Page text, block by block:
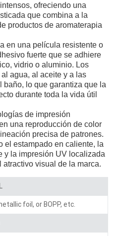
ofreciendo una
que combina a la
productos de aromaterapia
en una película resistente o
fuerte que se adhiere
vidrio o aluminio. Los
agua, al aceite y a las
lo que garantiza que la
durante toda la vida útil
de impresión
una reproducción de color
precisa de patrones.
el estampado en caliente, la
y la impresión UV localizada
visual de la marca.
foil, or BOPP, etc.